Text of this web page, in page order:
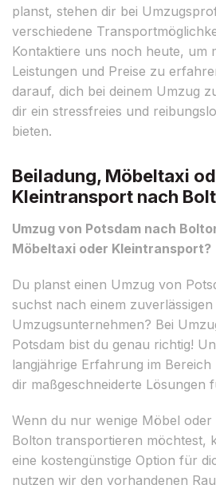
planst, stehen dir bei
verschiedene
Kontaktiere uns noch heute, um
Leistungen und Preise zu
darauf, dich bei deinem Umzug
dir ein stressfreies und
bieten.
Beiladung, Möbeltaxi
Kleintransport nach
Umzug von Potsdam nach
Möbeltaxi oder Kleintransport?
Du planst einen Umzug von
suchst nach einem zuverlässigen
Umzugsunternehmen? Bei
Potsdam bist du genau richtig!
langjährige Erfahrung im
dir maßgeschneiderte Lösungen
Wenn du nur wenige Möbel oder
Bolton transportieren möchtest,
eine kostengünstige Option für
nutzen wir den vorhandenen